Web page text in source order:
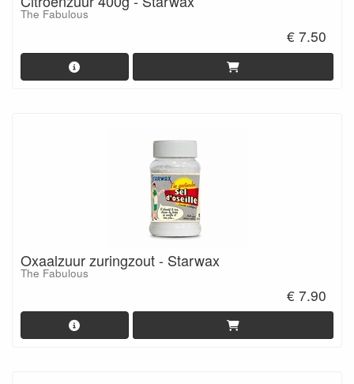
The Fabulous
€ 7.50
Oxaalzuur zuringzout - Starwax
The Fabulous
€ 7.90